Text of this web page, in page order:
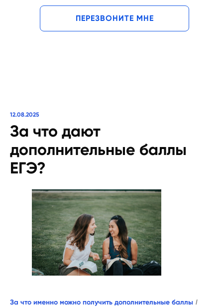
ПЕРЕЗВОНИТЕ МНЕ
12.08.2025
За что дают
дополнительные баллы
ЕГЭ?
За что именно можно получить дополнительные баллы /